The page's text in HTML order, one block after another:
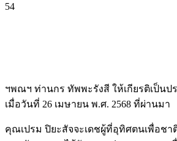
54
ฯพณฯ ท่านกร ทัพพะรังสี ให้เกียรติเป็น
เมื่อวันที่ 26 เมษายน พ.ศ. 2568 ที่ผ่านมา
คุณเปรม ปิยะสัจจะเดชผู้ที่อุทิศตนเพื่อช